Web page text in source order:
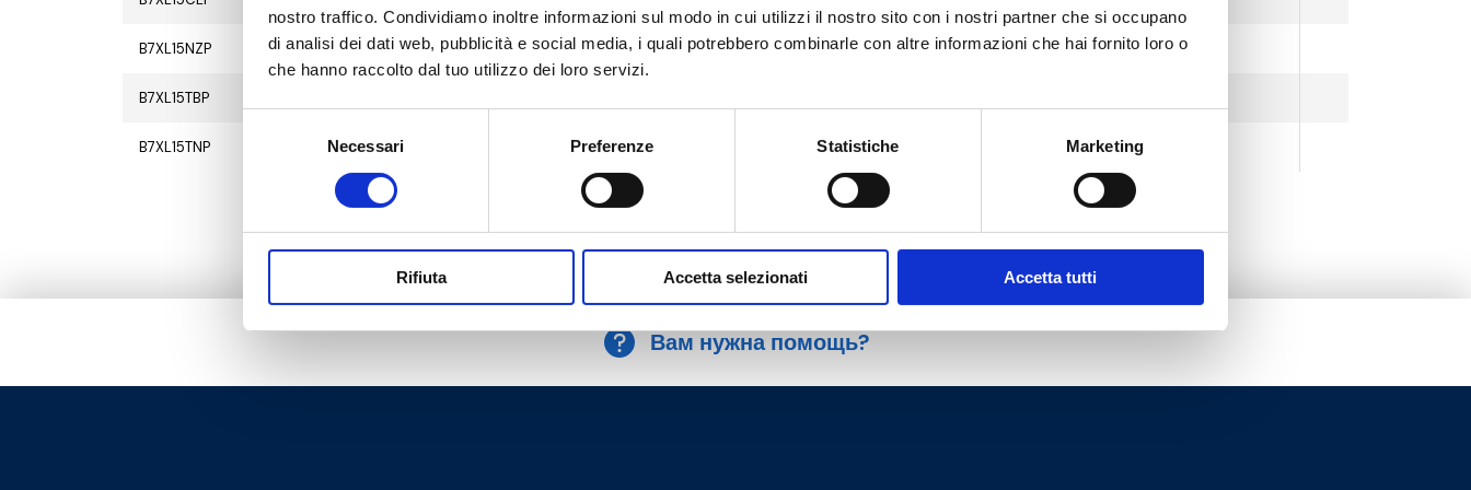
nostro traffico. Condividiamo inoltre informazioni sul modo in cui utilizzi il nostro sito con i nostri partner che si occupano
di analisi dei dati web, pubblicità e social media, i quali potrebbero combinarle con altre informazioni che hai fornito loro o
che hanno raccolto dal tuo utilizzo dei loro servizi.
Necessari Preferenze Statistiche Marketing
Rifiuta Accetta selezionati Accetta tutti
B7XL15NZP 2 20 G 1/2 M G 1/2 F Матированный никель
B7XL15TBP
B7XL15TNP 2 G 1/2 F Полностью чёрный
Вам нужна помощь?